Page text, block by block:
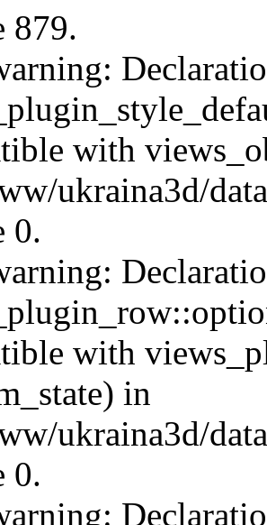
879.
with
ukraina3d/
0.
with
in
ukraina3d/
0.